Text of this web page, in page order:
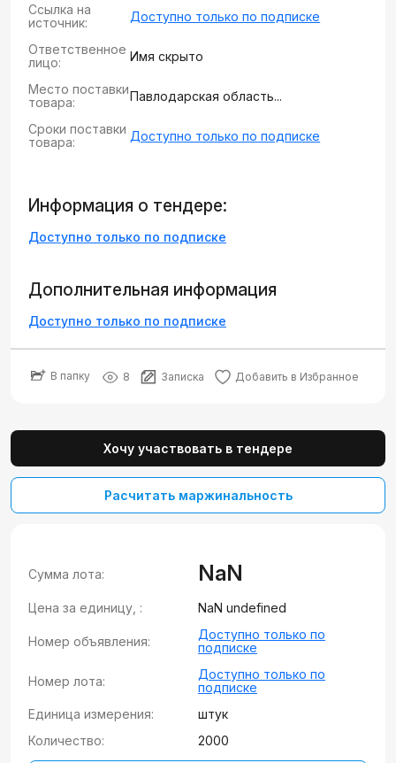
Ссылка на
источник:
Доступно только по подписке
Ответственное
лицо:
Имя скрыто
Место поставки
товара:
Павлодарская область...
Сроки поставки
товара:
Доступно только по подписке
Информация о тендере:
Доступно только по подписке
Дополнительная информация
Доступно только по подписке
В папку 8 Записка Добавить в Избранное
Хочу участвовать в тендере
Расчитать маржинальность
Сумма лота: NaN
Цена за единицу, : NaN undefined
Номер объявления:
Доступно только по
подписке
Номер лота:
Доступно только по
подписке
Единица измерения:
штук
Количество:
2000